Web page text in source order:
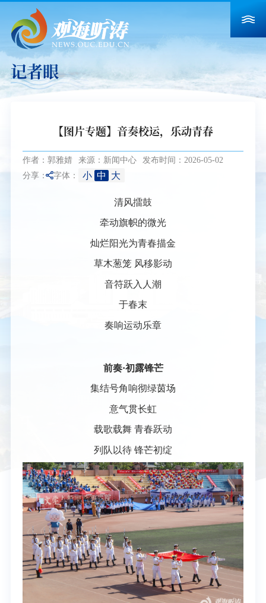
记者眼
【图片专题】音奏校运，乐动青春
作者：郭雅婧 来源：新闻中心 发布时间：2026-05-02
分享： 字体： 小 中 大
清风擂鼓
牵动旗帜的微光
灿烂阳光为青春描金
草木葱笼 风移影动
音符跃入人潮
于春末
奏响运动乐章
前奏·初露锋芒
集结号角响彻绿茵场
意气贯长虹
载歌载舞 青春跃动
列队以待 锋芒初绽